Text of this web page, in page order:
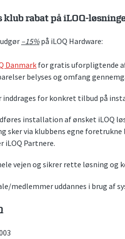
klub rabat på iLOQ-
–15%på iLOQ Hardware:
Danmark for gratis uforpligtende
belyses og omfang
inddrages for konkret tilbud på
installation af ønsket iLOQ
sker via klubbens egne
iLOQ Partnere.
vejen og sikrer rette løsning og
medlemmer uddannes i brug af